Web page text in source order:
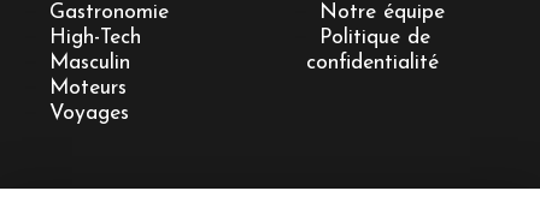
Gastronomie
High-Tech
Masculin
Moteurs
Voyages
Notre équipe
Politique de
confidentialité